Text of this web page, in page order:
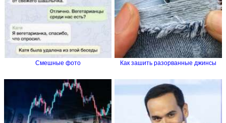
Смешные фото Как зашить разорванные джинсы